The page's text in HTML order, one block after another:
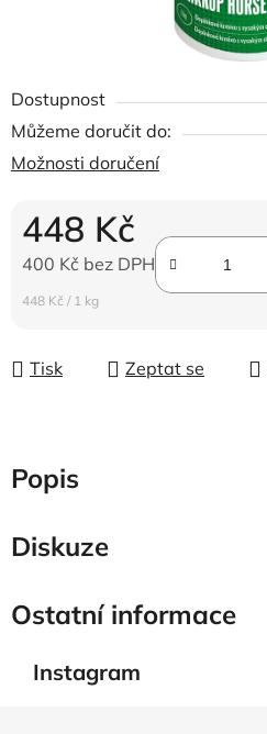
Dostupnost
Můžeme doručit do:
Možnosti doručení
448 Kč
400 Kč bez DPH
Měrná cena:
448 Kč / 1 kg
Tisk Zeptat se
Popis
Diskuze
Ostatní informace
Instagram